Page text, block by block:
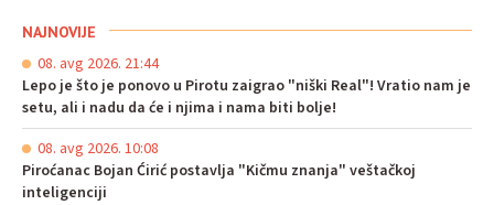
NAJNOVIJE
08. avg 2026. 21:44
Lepo je što je ponovo u Pirotu zaigrao "niški Real"! Vratio nam je
setu, ali i nadu da će i njima i nama biti bolje!
08. avg 2026. 10:08
Piroćanac Bojan Ćirić postavlja "Kičmu znanja" veštačkoj
inteligenciji